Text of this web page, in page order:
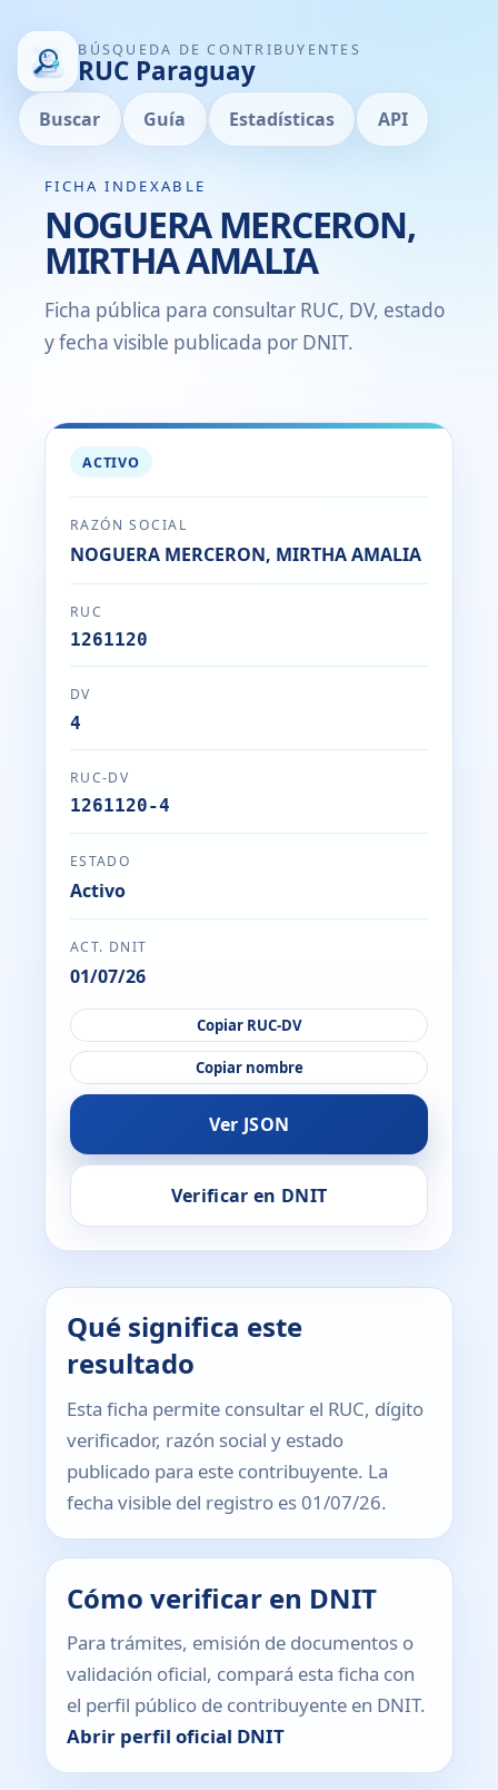
BÚSQUEDA DE CONTRIBUYENTES
RUC Paraguay
Buscar Guía Estadísticas API
FICHA INDEXABLE
NOGUERA MERCERON,
MIRTHA AMALIA
Ficha pública para consultar RUC, DV, estado
y fecha visible publicada por DNIT.
ACTIVO
RAZÓN SOCIAL
NOGUERA MERCERON, MIRTHA AMALIA
RUC
1261120
DV
4
RUC-DV
1261120-4
ESTADO
Activo
ACT. DNIT
01/07/26
Copiar RUC-DV
Copiar nombre
Ver JSON
Verificar en DNIT
Qué significa este
resultado
Esta ficha permite consultar el RUC, dígito
verificador, razón social y estado
publicado para este contribuyente. La
fecha visible del registro es 01/07/26.
Cómo verificar en DNIT
Para trámites, emisión de documentos o
validación oficial, compará esta ficha con
el perfil público de contribuyente en DNIT.
Abrir perfil oficial DNIT